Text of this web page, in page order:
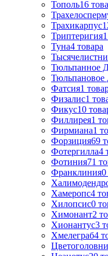
Тополь16
Трахикарпус
Триптеригия1
Туна4 товара
Тюльпанное
Тюльпановое
Фатсия1
Физалис1
Фикус10
Филлирея1
Фирмиана1
Форзиция69
Фотергилла4
Фотиния71
Франклиния0
Хамеропс4
Хилопсис0
Химонант2
Хионантус3
Хмелеграб4